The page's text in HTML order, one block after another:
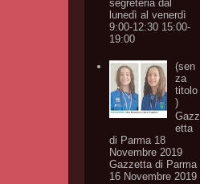
segreteria dal
lunedì al venerdì
9:00-12:30 15:00-
19:00
(sen
za
titolo
)
Gazz
etta
di Parma 18
Novembre 2019
Gazzetta di Parma
16 Novembre 2019